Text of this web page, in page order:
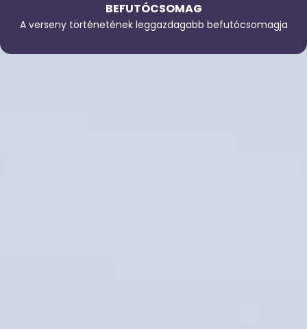
BEFUTÓCSOMAG
A verseny történetének leggazdagabb befutócsomagja